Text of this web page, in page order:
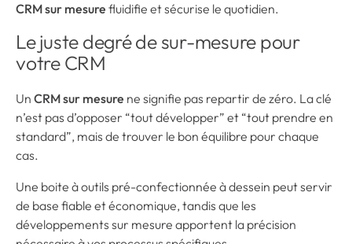
CRM sur mesure fluidifie et sécurise le quotidien.
Le juste degré de sur-mesure pour
votre CRM
Un CRM sur mesure ne signifie pas repartir de zéro. La clé
n’est pas d’opposer “tout développer” et “tout prendre en
standard”, mais de trouver le bon équilibre pour chaque
cas.
Une boite à outils pré-confectionnée à dessein peut servir
de base fiable et économique, tandis que les
développements sur mesure apportent la précision